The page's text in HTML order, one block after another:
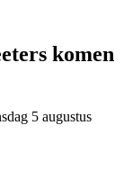
komen
5 augustus